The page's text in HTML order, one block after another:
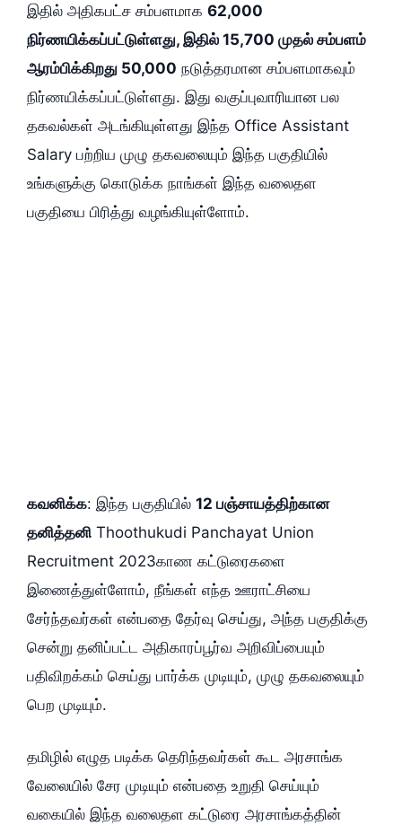
இதில் அதிகபட்ச சம்பளமாக 62,000
நிர்ணயிக்கப்பட்டுள்ளது, இதில் 15,700 முதல் சம்பளம்
ஆரம்பிக்கிறது 50,000 நடுத்தரமான சம்பளமாகவும்
நிர்ணயிக்கப்பட்டுள்ளது. இது வகுப்புவாரியான பல
தகவல்கள் அடங்கியுள்ளது இந்த Office Assistant
Salary பற்றிய முழு தகவலையும் இந்த பகுதியில்
உங்களுக்கு கொடுக்க நாங்கள் இந்த வலைதள
பகுதியை பிரித்து வழங்கியுள்ளோம்.
கவனிக்க: இந்த பகுதியில் 12 பஞ்சாயத்திற்கான
தனித்தனி Thoothukudi Panchayat Union
Recruitment 2023காண கட்டுரைகளை
இணைத்துள்ளோம், நீங்கள் எந்த ஊராட்சியை
சேர்ந்தவர்கள் என்பதை தேர்வு செய்து, அந்த பகுதிக்கு
சென்று தனிப்பட்ட அதிகாரப்பூர்வ அறிவிப்பையும்
பதிவிறக்கம் செய்து பார்க்க முடியும், முழு தகவலையும்
பெற முடியும்.
தமிழில் எழுத படிக்க தெரிந்தவர்கள் கூட அரசாங்க
வேலையில் சேர முடியும் என்பதை உறுதி செய்யும்
வகையில் இந்த வலைதள கட்டுரை அரசாங்கத்தின்